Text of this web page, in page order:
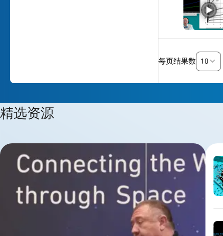
每页结果数 10
精选资源